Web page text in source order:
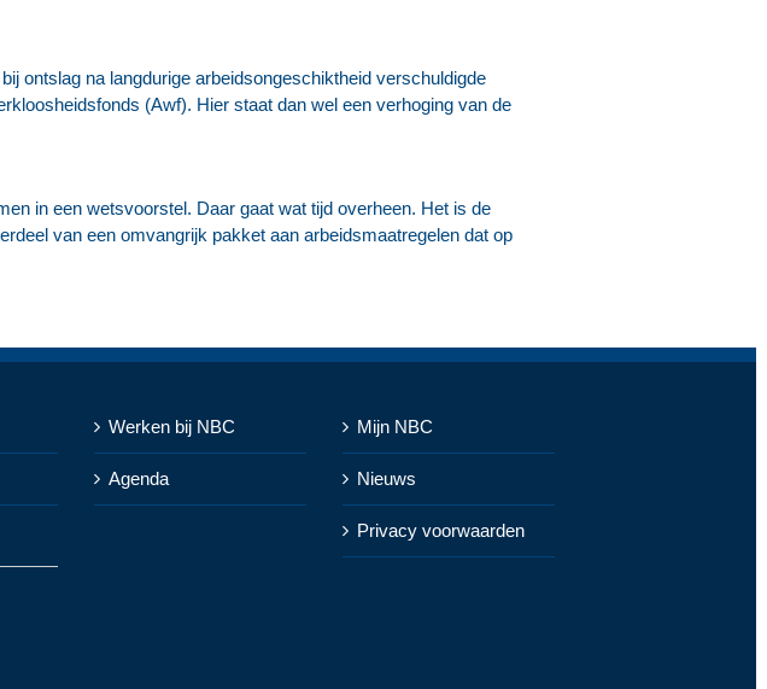
ontslag na langdurige arbeidsongeschiktheid verschuldigde
(Awf). Hier staat dan wel een verhoging van de
in een wetsvoorstel. Daar gaat wat tijd overheen. Het is de
van een omvangrijk pakket aan arbeidsmaatregelen dat op
Werken bij NBC
Agenda
Mijn NBC
Nieuws
Privacy voorwaarden